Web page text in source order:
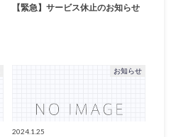
【緊急】サービス休止のお知らせ
お知らせ
2024.1.25